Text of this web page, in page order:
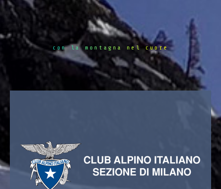
con la montagna nel cuore